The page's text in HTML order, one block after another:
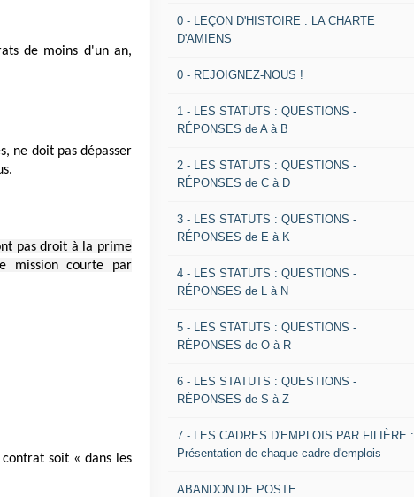
de moins d'un an,
ne doit pas dépasser
pas droit à la prime
mission courte par
soit « dans les
0 - LEÇON D'HISTOIRE : LA CHARTE
D'AMIENS
0 - REJOIGNEZ-NOUS !
1 - LES STATUTS : QUESTIONS -
RÉPONSES de A à B
2 - LES STATUTS : QUESTIONS -
RÉPONSES de C à D
3 - LES STATUTS : QUESTIONS -
RÉPONSES de E à K
4 - LES STATUTS : QUESTIONS -
RÉPONSES de L à N
5 - LES STATUTS : QUESTIONS -
RÉPONSES de O à R
6 - LES STATUTS : QUESTIONS -
RÉPONSES de S à Z
7 - LES CADRES D'EMPLOIS PAR FILIÈRE :
Présentation de chaque cadre d'emplois
ABANDON DE POSTE